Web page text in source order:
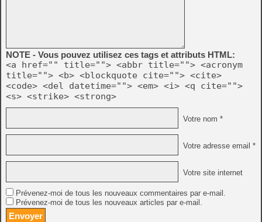
NOTE - Vous pouvez utilisez ces tags et attributs HTML:
<a href="" title=""> <abbr title=""> <acronym
title=""> <b> <blockquote cite=""> <cite>
<code> <del datetime=""> <em> <i> <q cite="">
<s> <strike> <strong>
Votre nom *
Votre adresse email *
Votre site internet
Prévenez-moi de tous les nouveaux commentaires par e-mail.
Prévenez-moi de tous les nouveaux articles par e-mail.